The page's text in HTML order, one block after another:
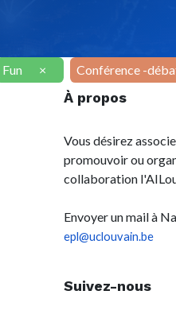
Fun × Conférence -
À propos
Vous désirez
promouvoir ou
collaboration
Envoyer un mail à
epl@uclouvain.be
Suivez-nous